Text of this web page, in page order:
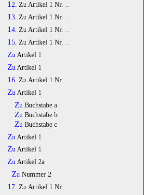
12. Zu Artikel 1 Nr. ..
13. Zu Artikel 1 Nr. ..
14. Zu Artikel 1 Nr. ..
15. Zu Artikel 1 Nr. ..
Zu Artikel 1
Zu Artikel 1
16. Zu Artikel 1 Nr. ..
Zu Artikel 1
Zu Buchstabe a
Zu Buchstabe b
Zu Buchstabe c
Zu Artikel 1
ZuArtikel 1
ZuArtikel 2a
ZuNummer 2
17. Zu Artikel 1 Nr. ..